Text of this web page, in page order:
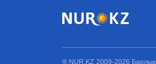
® NUR.KZ 2009-2026 Барлық